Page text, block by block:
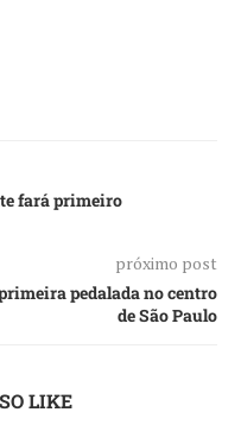
fará primeiro
próximo post
pedalada no centro
de São Paulo
LIKE